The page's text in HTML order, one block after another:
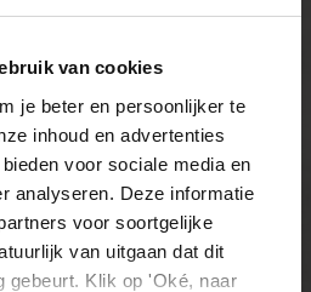
van cookies
je beter en persoonlijker te
inhoud en advertenties
voor sociale media en
analyseren. Deze informatie
voor soortgelijke
van uitgaan dat dit
gebeurt. Klik op 'Oké, naar
werkdag